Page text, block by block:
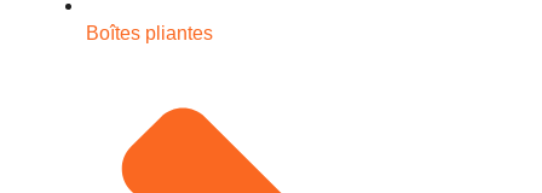
Boîtes pliantes